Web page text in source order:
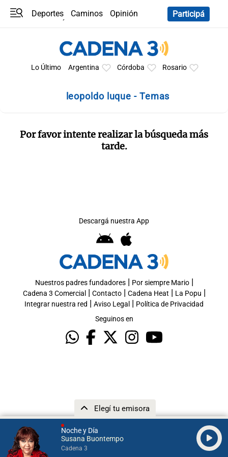
Noche y Día
Susana Buontempo
Cadena 3
Elegí tu emisora
Deportes Caminos
Opinión
Participá
Lo Último Argentina Córdoba Rosario
leopoldo luque - Temas
Por favor intente realizar la búsqueda más
tarde.
Descargá nuestra App
Nuestros padres fundadores| Por siempre Mario|
Cadena 3 Comercial | Contacto| Cadena Heat | La Popu |
Integrar nuestra red | Aviso Legal | Política de Privacidad
Seguinos en